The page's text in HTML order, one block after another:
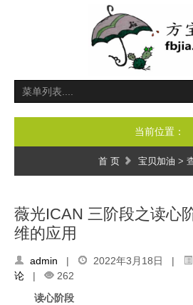
当前位置：
首 页 宝贝加油 >
薇光ICAN 三阶段之读心
维的应用
admin | 2022年3月18日 |
论 |
262
读心阶段